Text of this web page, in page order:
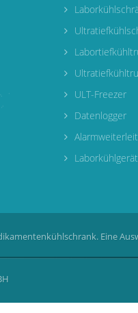
ULT-Freezer
Datenlogger
Eine